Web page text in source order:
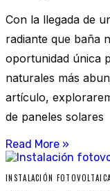
Con la llegada de
radiante que baña
oportunidad única
naturales más
artículo,
de paneles solares
Read More »
INSTALACIÓN